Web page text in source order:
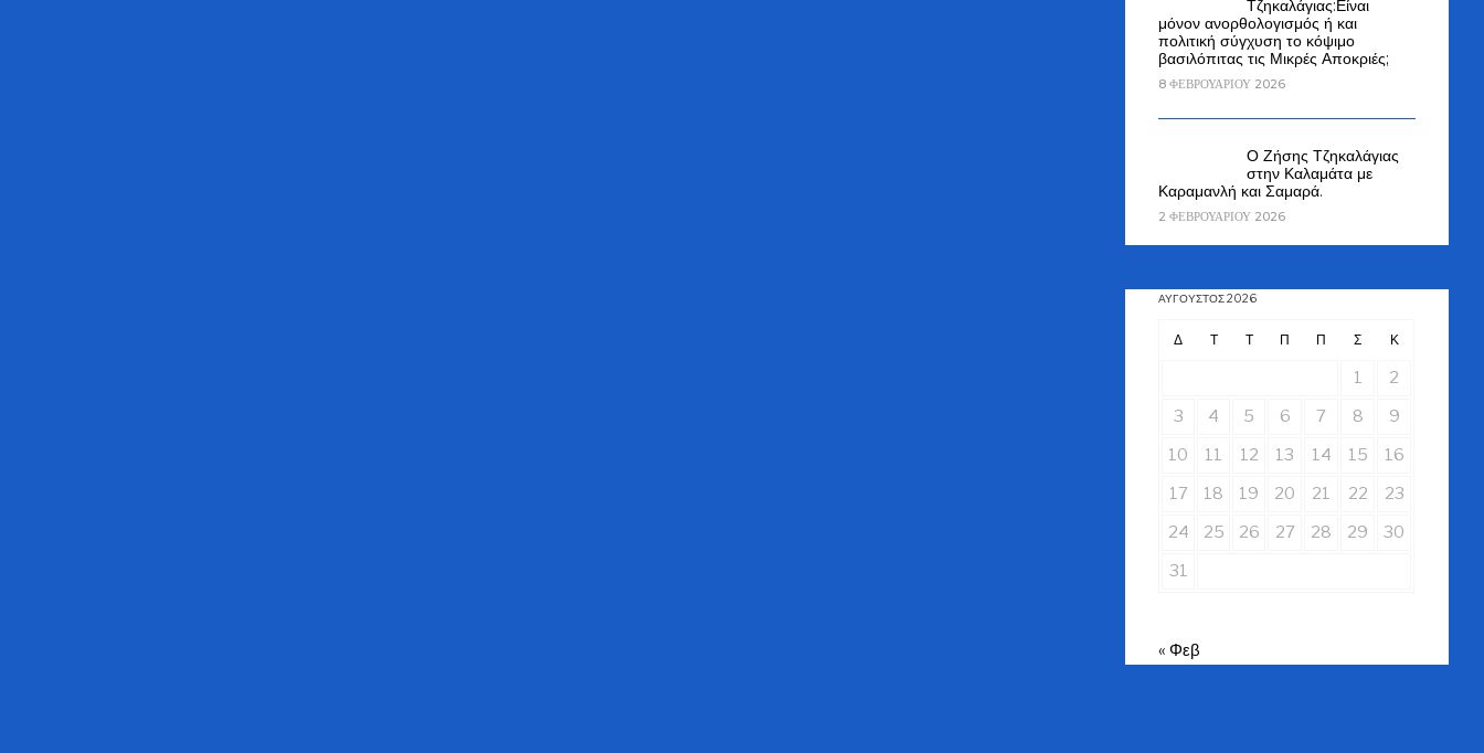
Τζηκαλάγιας:Είναι
μόνον ανορθολογισμός ή και
πολιτική σύγχυση το κόψιμο
βασιλόπιτας τις Μικρές Αποκριές;
8 ΦΕΒΡΟΥΑΡΊΟΥ 2026
Ο Ζήσης Τζηκαλάγιας
στην Καλαμάτα με
Καραμανλή και Σαμαρά.
2 ΦΕΒΡΟΥΑΡΊΟΥ 2026
ΑΎΓΟΥΣΤΟΣ 2026
Δ Τ Τ Π Π Σ Κ
1
2
3
4 5 6 7 8
9
10
11 12 13 14 15
16
17
18 19 20 21 22
23
24
25 26 27 28 29
30
31
« Φεβ